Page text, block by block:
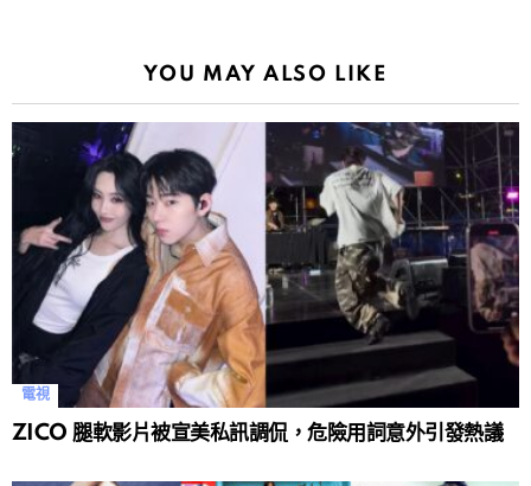
YOU MAY ALSO LIKE
電視
ZICO 腿軟影片被宣美私訊調侃，危險用詞意外引發熱議